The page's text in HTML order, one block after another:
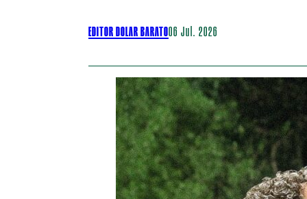
EDITOR DOLAR BARATO06 Jul. 2026